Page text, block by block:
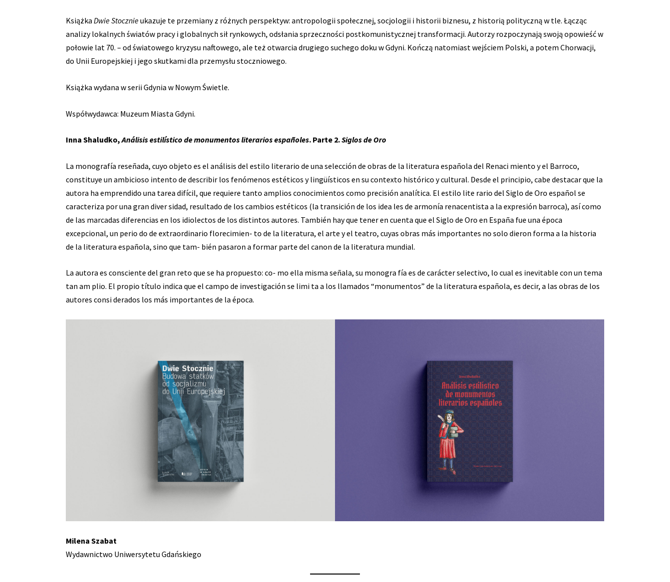
Książka Dwie Stocznieukazuje te przemiany z różnych perspektyw: antropologii społecznej, socjologii i historii biznesu, z historią polityczną w tle. Łącząc
analizy lokalnych światów pracy i globalnych sił rynkowych, odsłania sprzeczności postkomunistycznej transformacji. Autorzy rozpoczynają swoją opowieść w
połowie lat 70. – od światowego kryzysu naftowego, ale też otwarcia drugiego suchego doku w Gdyni. Kończą natomiast wejściem Polski, a potem Chorwacji,
do Unii Europejskiej i jego skutkami dla przemysłu stoczniowego.
Książka wydana w serii Gdynia w Nowym Świetle.
Współwydawca: Muzeum Miasta Gdyni.
Inna Shaludko,Análisis estilístico de monumentos literarios españoles. Parte 2.Siglos de Oro
La monografía reseñada, cuyo objeto es el análisis del estilo literario de una selección de obras de la literatura española del Renaci miento y el Barroco,
constituye un ambicioso intento de describir los fenómenos estéticos y lingüísticos en su contexto histórico y cultural. Desde el principio, cabe destacar que la
autora ha emprendido una tarea difícil, que requiere tanto amplios conocimientos como precisión analítica. El estilo lite rario del Siglo de Oro español se
caracteriza por una gran diver sidad, resultado de los cambios estéticos (la transición de los idea les de armonía renacentista a la expresión barroca), así como
de las marcadas diferencias en los idiolectos de los distintos autores. También hay que tener en cuenta que el Siglo de Oro en España fue una época
excepcional, un perio do de extraordinario florecimien- to de la literatura, el arte y el teatro, cuyas obras más importantes no solo dieron forma a la historia
de la literatura española, sino que tam- bién pasaron a formar parte del canon de la literatura mundial.
La autora es consciente del gran reto que se ha propuesto: co- mo ella misma señala, su monogra fía es de carácter selectivo, lo cual es inevitable con un tema
tan am plio. El propio título indica que el campo de investigación se limi ta a los llamados “monumentos” de la literatura española, es decir, a las obras de los
autores consi derados los más importantes de la época.
Milena Szabat
Wydawnictwo Uniwersytetu Gdańskiego